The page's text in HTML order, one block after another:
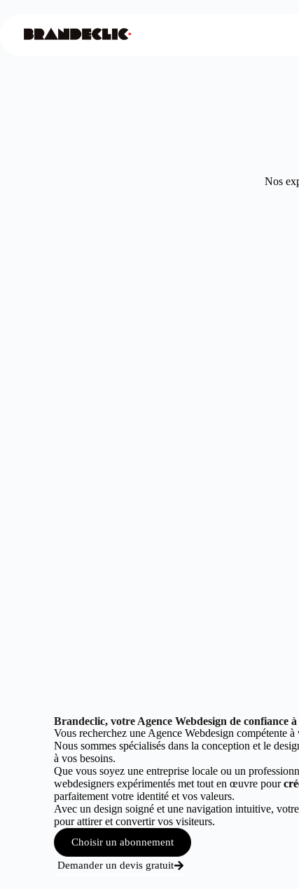
Nos
Brandeclic, votre Agence Webdesign de confiance
Vous recherchez une Agence Webdesign compétente
Nous sommes spécialisés dans la conception et le
à vos besoins.
Que vous soyez une entreprise locale ou un
webdesigners expérimentés met tout en œuvre pour
parfaitement votre identité et vos valeurs.
Avec un design soigné et une navigation intuitive,
pour attirer et convertir vos visiteurs.
Choisir un abonnement
Demander un devis gratuit